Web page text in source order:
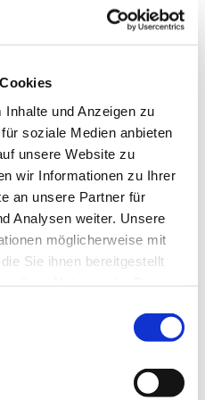
und Anzeigen zu
soziale Medien anbieten
unsere Website zu
wir Informationen zu Ihrer
an unsere Partner für
Analysen weiter. Unsere
möglicherweise mit
Sie ihnen bereitgestellt
an alle, die unser
können mit
Stimme ! Wir freuen
bei der Vorbereitung
uns weitere
hineinzukommen. Die
und einige Teile werden
Lautstärke ist besinnlich